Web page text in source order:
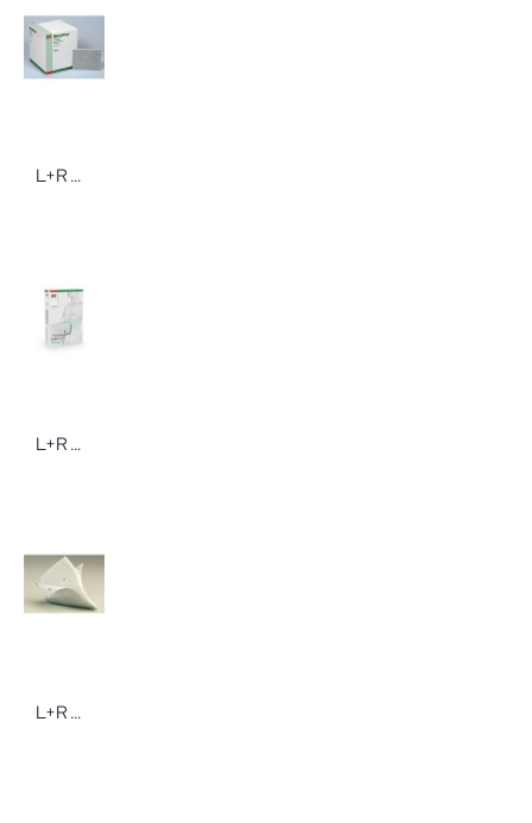
L+R Metalline Kompressen
L+R Cellacare® Thorax F/M Classic Bandage
L+R Metalline Spezialkompressen Kompressen